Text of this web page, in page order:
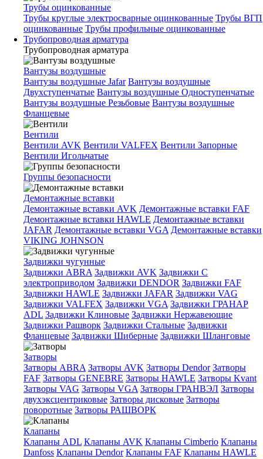
Трубы оцинкованные
Трубы круглые электросварные оцинкованные Трубы ВГП
оцинкованные Трубы профильные оцинкованные
Трубопроводная арматура
Трубопроводная арматура
Вантузы воздушные
Вантузы воздушные Jafar Вантузы воздушные
Двухступенчатые Вантузы воздушные Одноступенчатые
Вантузы воздушные Резьбовые Вантузы воздушные
Фланцевые
Вентили
Вентили AVK Вентили VALFEX Вентили Запорные
Вентили Игольчатые
Группы безопасности
Демонтажные вставки
Демонтажные вставки AVK Демонтажные вставки FAF
Демонтажные вставки HAWLE Демонтажные вставки
JAFAR Демонтажные вставки VGA Демонтажные вставки
VIKING JOHNSON
Задвижки чугунные
Задвижки ABRA Задвижки AVK Задвижки C
электроприводом Задвижки DENDOR Задвижки FAF
Задвижки HAWLE Задвижки JAFAR Задвижки VAG
Задвижки VALFEX Задвижки VGA Задвижки ГРАНАР
ADL Задвижки Клиновые Задвижки Нержавеющие
Задвижки Рашворк Задвижки Стальные Задвижки
Фланцевые Задвижки Шиберные Задвижки Шланговые
Затворы
Затворы ABRA Затворы AVK Затворы Dendor Затворы
FAF Затворы GENEBRE Затворы HAWLE Затворы Kvant
Затворы VAG Затворы VGA Затворы ГРАНВЭЛ Затворы
двухэксцентриковые Затворы дисковые Затворы
поворотные Затворы РАШВОРК
Клапаны
Клапаны ADL Клапаны AVK Клапаны Cimberio Клапаны
Danfoss Клапаны Dendor Клапаны FAF Клапаны HAWLE